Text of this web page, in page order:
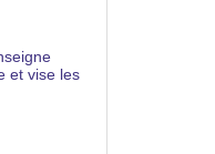
et vise les